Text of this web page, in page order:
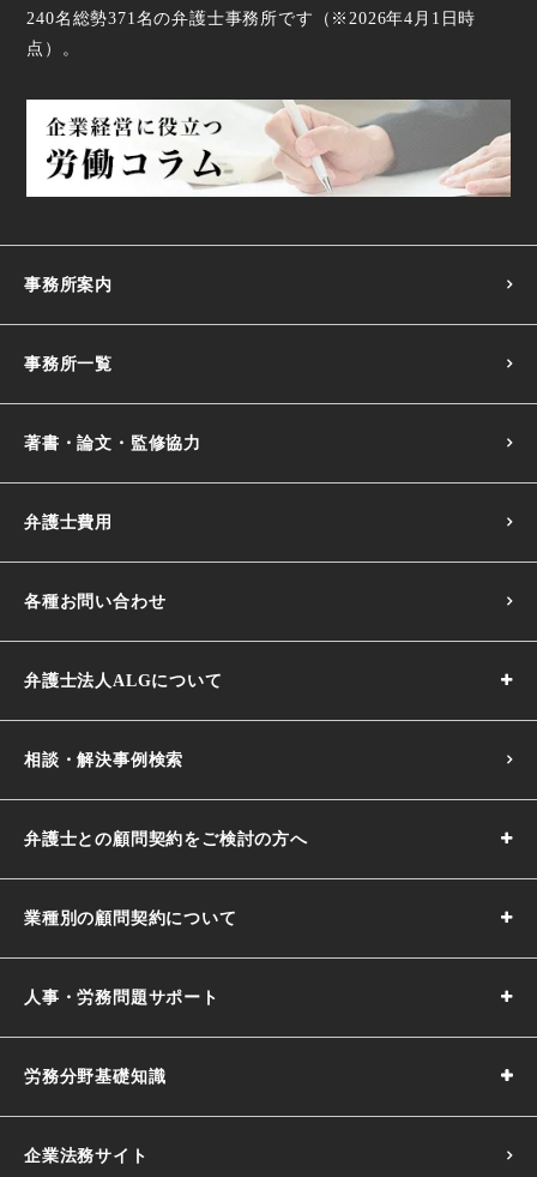
240名 総勢371名の弁護士事務所です（ ※2026年4月1日時
点 ）。
事務所案内
事務所一覧
著書・論文・監修協力
弁護士費用
各種お問い合わせ
弁護士法人ALGについて
相談・解決事例検索
弁護士との顧問契約をご検討の方へ
業種別の顧問契約について
人事・労務問題サポート
労務分野基礎知識
企業法務サイト